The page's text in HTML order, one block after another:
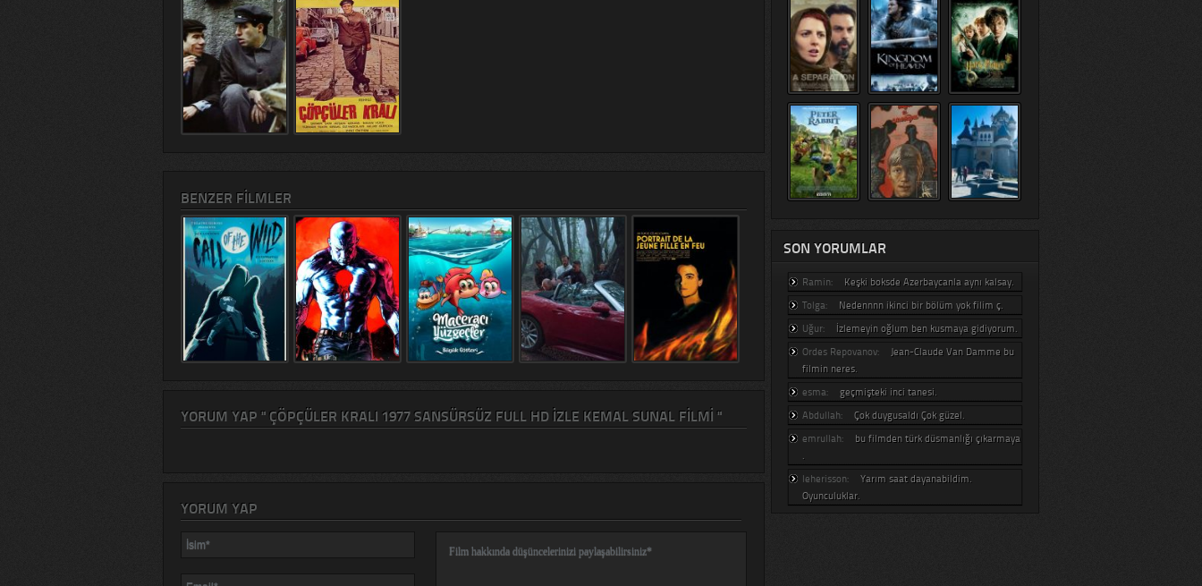
BENZER FILMLER
YORUM YAP " ÇÖPÇÜLER KRALI 1977 SANSÜRSÜZ FULL HD IZLE KEMAL SUNAL FILMI "
YORUM YAP
SON YORUMLAR
Ramin:
Keşki boksde Azerbaycanla aynı kalsay.
Tolga:
Nedennnn ikinci bir bölüm yok filim ç.
Uğur:
İzlemeyin oğlum ben kusmaya gidiyorum.
Ordes Repovanov:
Jean-Claude Van Damme bu
filmin neres.
esma:
geçmişteki inci tanesi.
Abdullah:
Çok duygusaldı Çok güzel.
emrullah:
bu filmden türk düsmanlığı çıkarmaya
.
leherisson:
Yarım saat dayanabildim.
Oyunculuklar.